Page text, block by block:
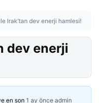
Irak’tan dev enerji hamlesi!
dev enerji
en son 1 ay önce admin